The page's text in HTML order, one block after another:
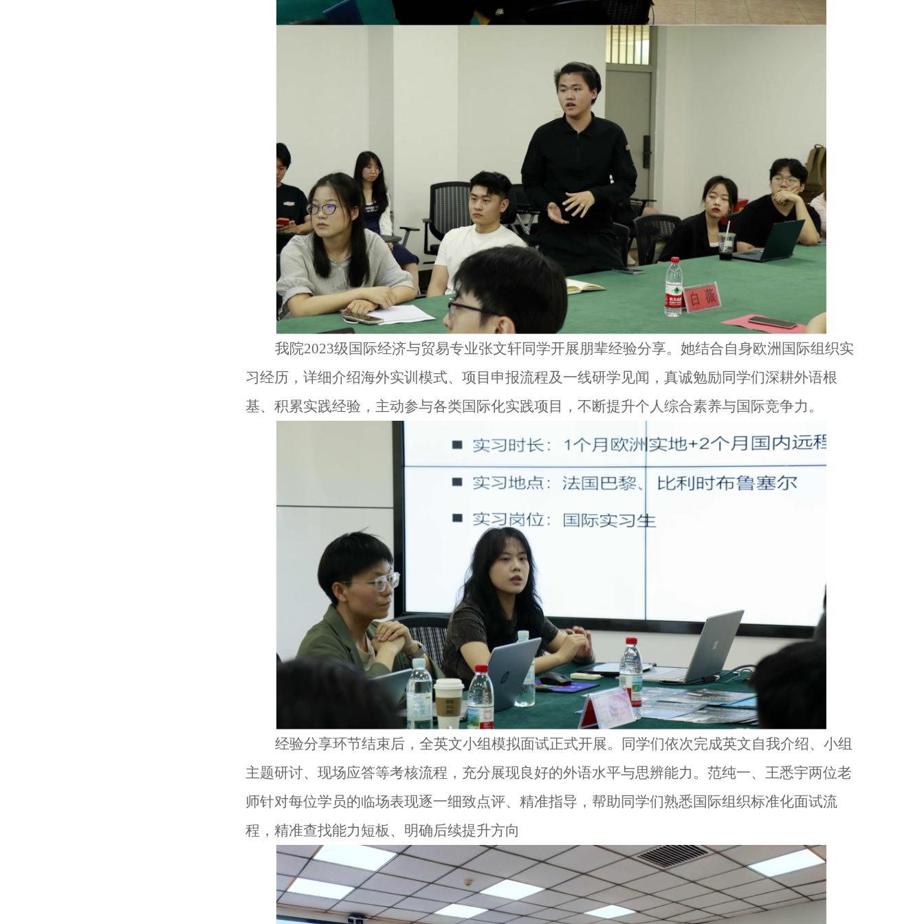
我院2023级国际经济与贸易专业张文轩同学开展朋辈经验分享。她结合自身欧洲国际组织实
习经历，详细介绍海外实训模式、项目申报流程及一线研学见闻，真诚勉励同学们深耕外语根
基、积累实践经验，主动参与各类国际化实践项目，不断提升个人综合素养与国际竞争力。
经验分享环节结束后，全英文小组模拟面试正式开展。同学们依次完成英文自我介绍、小组
主题研讨、现场应答等考核流程，充分展现良好的外语水平与思辨能力。范纯一、王悉宇两位老
师针对每位学员的临场表现逐一细致点评、精准指导，帮助同学们熟悉国际组织标准化面试流
程，精准查找能力短板、明确后续提升方向